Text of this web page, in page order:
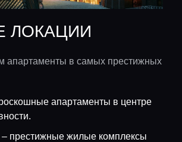
ЛОКАЦИИ
апартаменты в самых престижных
апартаменты в центре
– престижные жилые комплексы